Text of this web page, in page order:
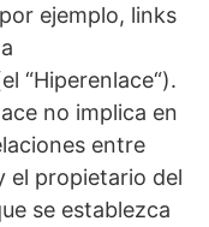
ejemplo, links
“Hiperenlace“).
no implica en
entre
el propietario del
se establezca